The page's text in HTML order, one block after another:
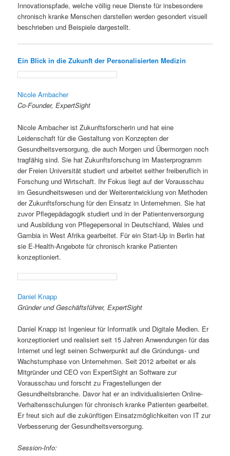
Innovationspfade, welche völlig neue Dienste für insbesondere
chronisch kranke Menschen darstellen werden gesondert visuell
beschrieben und Beispiele dargestellt.
Ein Blick in die Zukunft der Personalisierten Medizin
Nicole Ambacher
Co-Founder, ExpertSight
Nicole Ambacher ist Zukunftsforscherin und hat eine
Leidenschaft für die Gestaltung von Konzepten der
Gesundheitsversorgung, die auch Morgen und Übermorgen noch
tragfähig sind. Sie hat Zukunftsforschung im Masterprogramm
der Freien Universität studiert und arbeitet seither freiberuflich in
Forschung und Wirtschaft. Ihr Fokus liegt auf der Vorausschau
im Gesundheitswesen und der Weiterentwicklung von Methoden
der Zukunftsforschung für den Einsatz in Unternehmen. Sie hat
zuvor Pflegepädagogik studiert und in der Patientenversorgung
und Ausbildung von Pflegepersonal in Deutschland, Wales und
Gambia in West Afrika gearbeitet. Für ein Start-Up in Berlin hat
sie E-Health-Angebote für chronisch kranke Patienten
konzeptioniert.
Daniel Knapp
Gründer und Geschäftsführer, ExpertSight
Daniel Knapp ist Ingenieur für Informatik und Digitale Medien. Er
konzeptioniert und realisiert seit 15 Jahren Anwendungen für das
Internet und legt seinen Schwerpunkt auf die Gründungs- und
Wachstumphase von Unternehmen. Seit 2012 arbeitet er als
Mitgründer und CEO von ExpertSight an Software zur
Vorausschau und forscht zu Fragestellungen der
Gesundheitsbranche. Davor hat er an individualisierten Online-
Verhaltensschulungen für chronisch kranke Patienten gearbeitet.
Er freut sich auf die zukünftigen Einsatzmöglichkeiten von IT zur
Verbesserung der Gesundheitsversorgung.
Session-Info: